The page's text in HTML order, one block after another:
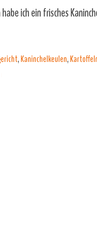
ich ein frisches
,Kaninchelkeulen,